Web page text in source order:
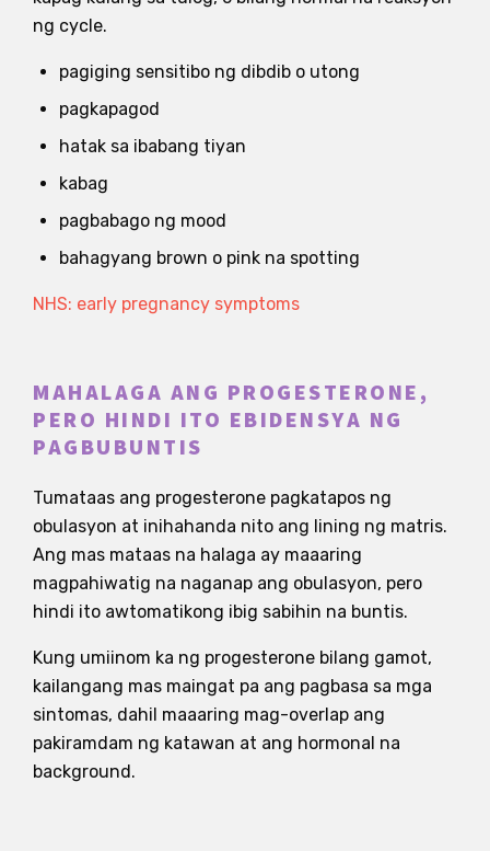
ng cycle.
pagiging sensitibo ng dibdib o utong
pagkapagod
hatak sa ibabang tiyan
kabag
pagbabago ng mood
bahagyang brown o pink na spotting
NHS: early pregnancy symptoms
MAHALAGA ANG PROGESTERONE,
PERO HINDI ITO EBIDENSYA NG
PAGBUBUNTIS
Tumataas ang progesterone pagkatapos ng
obulasyon at inihahanda nito ang lining ng matris.
Ang mas mataas na halaga ay maaaring
magpahiwatig na naganap ang obulasyon, pero
hindi ito awtomatikong ibig sabihin na buntis.
Kung umiinom ka ng progesterone bilang gamot,
kailangang mas maingat pa ang pagbasa sa mga
sintomas, dahil maaaring mag-overlap ang
pakiramdam ng katawan at ang hormonal na
background.